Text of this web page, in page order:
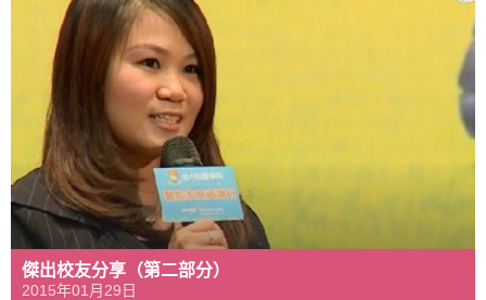
傑出校友分享（第二部分）
2015年01月29日